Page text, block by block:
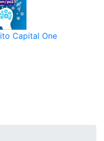
Capital One